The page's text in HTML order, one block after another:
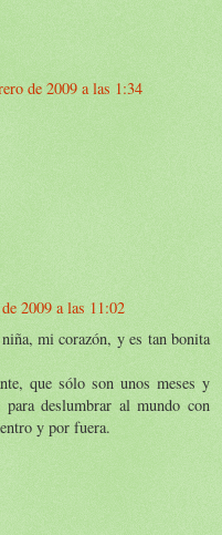
de 2009 a las 1:34
2009 a las 11:02
mi corazón, y es tan bonita
que sólo son unos meses y
deslumbrar al mundo con
y por fuera.